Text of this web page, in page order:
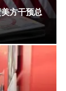
方干预总